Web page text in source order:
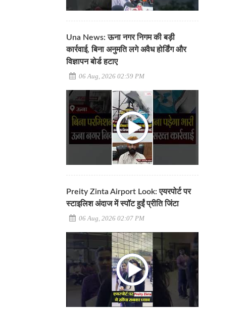
Una News: ऊना नगर निगम की बड़ी
कार्रवाई, बिना अनुमति लगे अवैध होर्डिंग और
विज्ञापन बोर्ड हटाए
06 Aug, 2026 02:59 PM
Preity Zinta Airport Look: एयरपोर्ट पर
स्टाइलिश अंदाज में स्पॉट हुईं प्रीति जिंटा
06 Aug, 2026 02:07 PM